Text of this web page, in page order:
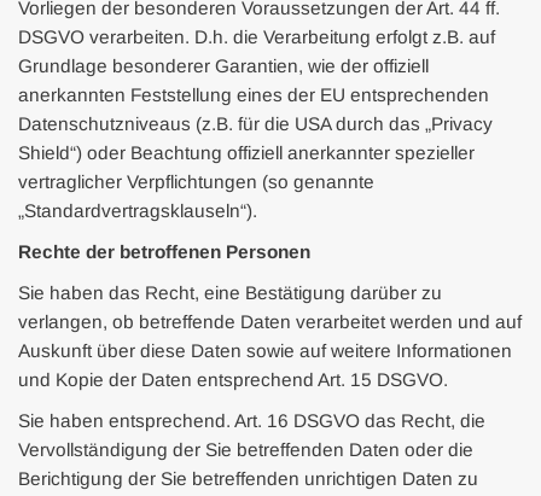
Vorliegen der besonderen Voraussetzungen der Art. 44 ff.
DSGVO verarbeiten. D.h. die Verarbeitung erfolgt z.B. auf
Grundlage besonderer Garantien, wie der offiziell
anerkannten Feststellung eines der EU entsprechenden
Datenschutzniveaus (z.B. für die USA durch das „Privacy
Shield“) oder Beachtung offiziell anerkannter spezieller
vertraglicher Verpflichtungen (so genannte
„Standardvertragsklauseln“).
Rechte der betroffenen Personen
Sie haben das Recht, eine Bestätigung darüber zu
verlangen, ob betreffende Daten verarbeitet werden und auf
Auskunft über diese Daten sowie auf weitere Informationen
und Kopie der Daten entsprechend Art. 15 DSGVO.
Sie haben entsprechend. Art. 16 DSGVO das Recht, die
Vervollständigung der Sie betreffenden Daten oder die
Berichtigung der Sie betreffenden unrichtigen Daten zu